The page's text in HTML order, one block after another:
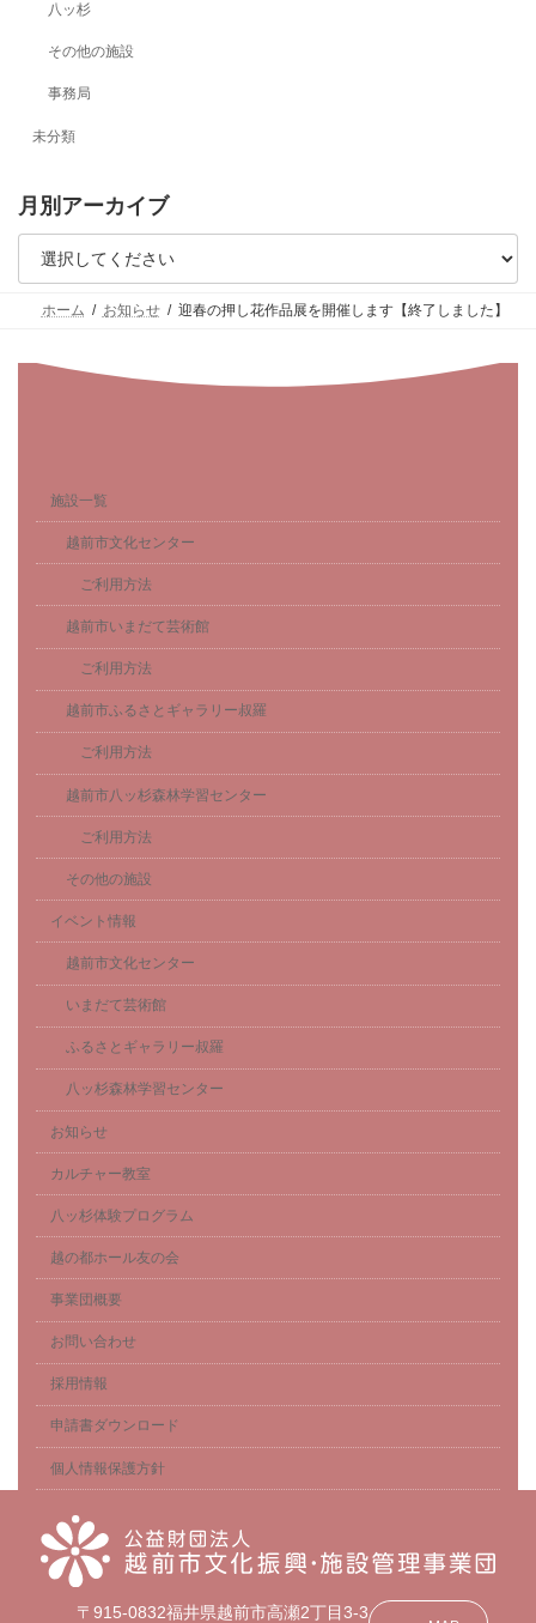
八ッ杉
その他の施設
事務局
未分類
月別アーカイブ
ホーム お知らせ 迎春の押し花作品展を開催します【終了しました】
施設一覧
越前市文化センター
ご利用方法
越前市いまだて芸術館
ご利用方法
越前市ふるさとギャラリー叔羅
ご利用方法
越前市八ッ杉森林学習センター
ご利用方法
その他の施設
イベント情報
越前市文化センター
いまだて芸術館
ふるさとギャラリー叔羅
八ッ杉森林学習センター
お知らせ
カルチャー教室
八ッ杉体験プログラム
越の都ホール友の会
事業団概要
お問い合わせ
採用情報
申請書ダウンロード
個人情報保護方針
〒915-0832福井県越前市高瀬2丁目3-3